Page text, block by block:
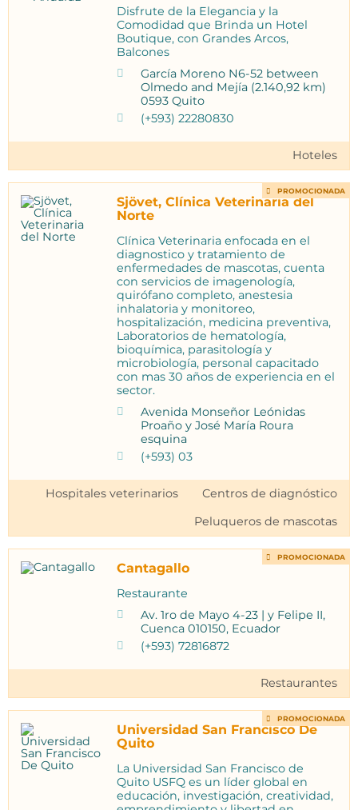
Disfrute de la Elegancia y la
Comodidad que Brinda un Hotel
Boutique, con Grandes Arcos,
Balcones
García Moreno N6-52 between
Olmedo and Mejía (2.140,92 km)
0593 Quito
(+593) 22280830
Hoteles
Sjövet, Clínica Veterinaria del
Norte
Clínica Veterinaria enfocada en el
diagnostico y tratamiento de
enfermedades de mascotas, cuenta
con servicios de imagenología,
quirófano completo, anestesia
inhalatoria y monitoreo,
hospitalización, medicina preventiva,
Laboratorios de hematología,
bioquímica, parasitología y
microbiología, personal capacitado
con mas 30 años de experiencia en el
sector.
Avenida Monseñor Leónidas
Proaño y José María Roura
esquina
(+593) 03
PROMOCIONADA
Hospitales veterinarios
Centros de diagnóstico
Peluqueros de mascotas
Cantagallo
Restaurante
Av. 1ro de Mayo 4-23 | y Felipe II,
Cuenca 010150, Ecuador
(+593) 72816872
PROMOCIONADA
Restaurantes
Universidad San Francisco De
Quito
La Universidad San Francisco de
Quito USFQ es un líder global en
educación, investigación, creatividad,
PROMOCIONADA